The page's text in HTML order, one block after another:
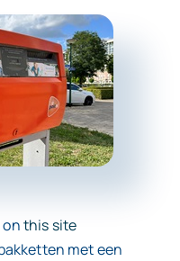
& Partners
this site
met een